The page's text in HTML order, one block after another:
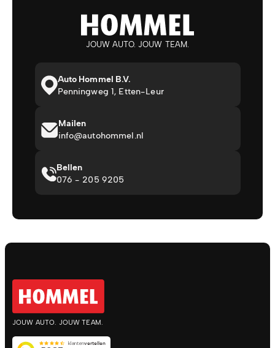
JOUW AUTO. JOUW TEAM.
Auto Hommel B.V.
Penningweg 1, Etten-Leur
Mailen
info@autohommel.nl
Bellen
076 - 205 9205
JOUW AUTO. JOUW TEAM.